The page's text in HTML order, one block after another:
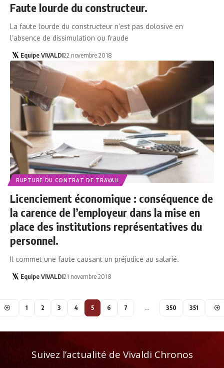
Faute lourde du constructeur.
La faute lourde du constructeur n’est pas dolosive en
l’absence de dissimulation ou fraude
Equipe VIVALDI22 novembre 2018
RUPTURE DU CONTRAT DE TRAVAIL
Licenciement économique : conséquence de
la carence de l’employeur dans la mise en
place des institutions représentatives du
personnel.
Il commet une faute causant un préjudice au salarié.
Equipe VIVALDI21 novembre 2018
1 2 3 4 5 6 7 … 350 351
Suivez l’actualité de Vivaldi Chronos